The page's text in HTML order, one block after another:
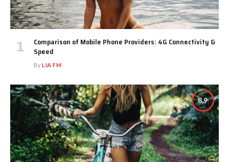
Comparison of Mobile Phone Providers: 4G Connectivity &
Speed
ByLIA FM
8.9